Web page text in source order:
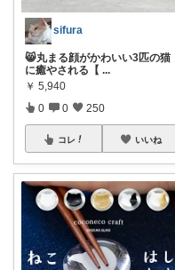
sifura
😸丸まる顔がかわいい3匹の猫
に癒やされる【 ...
￥ 5,940
0 0 250
コレ いいね